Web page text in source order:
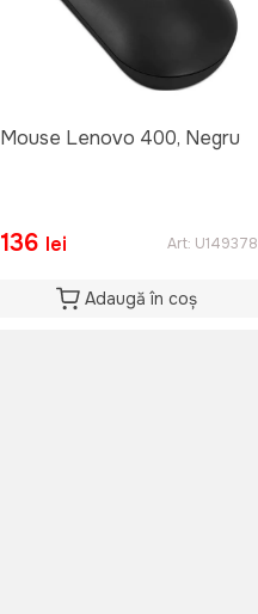
Mouse Lenovo 400, Negru
136 lei Art: U149378
Adaugă în coș